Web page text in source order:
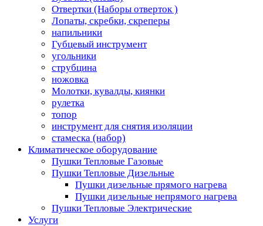
Отвертки (Наборы отверток )
Лопаты, скребки, скреперы
напильники
Губцевый инструмент
угольники
струбцина
ножовка
Молотки, кувалды, киянки
рулетка
топор
инструмент для снятия изоляции
стамеска (набор)
Климатическое оборудование
Пушки Тепловые Газовые
Пушки Тепловые Дизельные
Пушки дизельные прямого нагрева
Пушки дизельные непрямого нагрева
Пушки Тепловые Электрические
Услуги